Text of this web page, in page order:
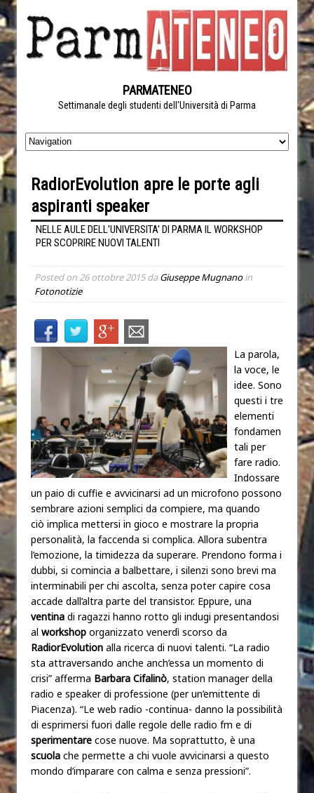
PARMATENEO
Settimanale degli studenti dell'Università di Parma
RadiorEvolution apre le porte agli
aspiranti speaker
NELLE AULE DELL'UNIVERSITA' DI PARMA IL WORKSHOP
PER SCOPRIRE NUOVI TALENTI
Posted on 26 ottobre 2015daGiuseppe Mugnanoin
Fotonotizie
La parola,
la voce, le
idee. Sono
questi i tre
elementi
fondamen
tali per
fare radio.
Indossare
un paio di cuffie e avvicinarsi ad un microfono possono
sembrare azioni semplici da compiere, ma quando
ciò implica mettersi in gioco e mostrare la propria
personalità, la faccenda si complica. Allora subentra
l’emozione, la timidezza da superare. Prendono forma i
dubbi, si comincia a balbettare, i silenzi sono brevi ma
interminabili per chi ascolta, senza poter capire cosa
accade dall’altra parte del transistor. Eppure, una
ventina di ragazzi hanno rotto gli indugi presentandosi
al workshop organizzato venerdì scorso da
RadiorEvolution alla ricerca di nuovi talenti. “La radio
sta attraversando anche anch’essa un momento di
crisi” afferma Barbara Cifalinò, station manager della
radio e speaker di professione (per un’emittente di
Piacenza). “Le web radio -continua- danno la possibilità
di esprimersi fuori dalle regole delle radio fm e di
sperimentare cose nuove. Ma soprattutto, è una
scuola che permette a chi vuole avvicinarsi a questo
mondo d’imparare con calma e senza pressioni”.